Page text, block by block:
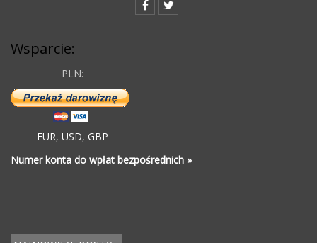
Wsparcie:
PLN:
EUR, USD, GBP
Numer konta do wpłat bezpośrednich »